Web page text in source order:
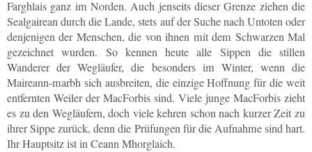
Farghlais ganz im Norden. Auch jenseits dieser Grenze ziehen die
Sealgairean durch die Lande, stets auf der Suche nach Untoten oder
denjenigen der Menschen, die von ihnen mit dem Schwarzen Mal
gezeichnet wurden. So kennen heute alle Sippen die stillen
Wanderer der Wegläufer, die besonders im Winter, wenn die
Maireann-marbh sich ausbreiten, die einzige Hoffnung für die weit
entfernten Weiler der MacForbis sind. Viele junge MacForbis zieht
es zu den Wegläufern, doch viele kehren schon nach kurzer Zeit zu
ihrer Sippe zurück, denn die Prüfungen für die Aufnahme sind hart.
Ihr Hauptsitz ist in Ceann Mhorglaich.